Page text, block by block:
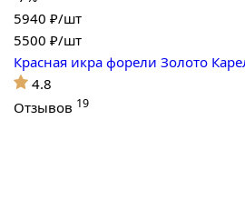
5940 ₽/шт
5500 ₽/шт
Красная икра форели Золото
4.8
Отзывов 19